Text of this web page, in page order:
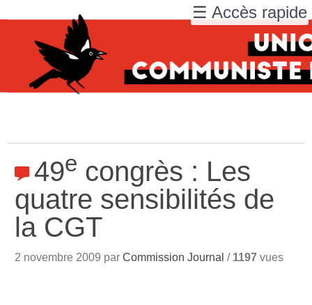
49e congrès : Les
quatre sensibilités de
la CGT
2 novembre 2009 parCommission Journal / 1197 vues
☰ Accès rapide